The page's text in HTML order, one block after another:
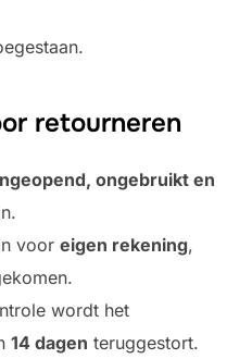
retourneren
ongebruikt en
voor eigen rekening,
wordt het
14 dagen teruggestort.